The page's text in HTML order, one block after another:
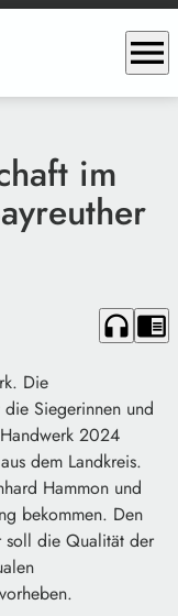
menu
im
headphones chrome_reader_mode
Die
Siegerinnen und
2024
dem Landkreis.
Hammon und
bekommen. Den
soll die Qualität der